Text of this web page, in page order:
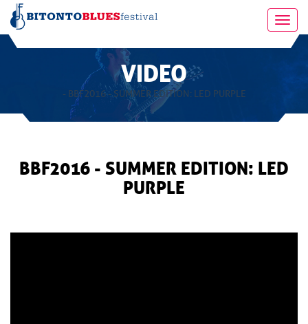
VIDEO
- BBF2016 - SUMMER EDITION: LED PURPLE
BBF2016 - SUMMER EDITION: LED
PURPLE